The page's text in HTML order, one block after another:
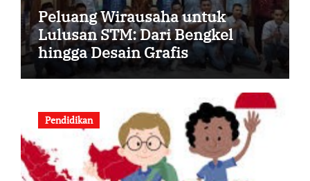
Peluang Wirausaha untuk
Lulusan STM: Dari Bengkel
hingga Desain Grafis
Pendidikan